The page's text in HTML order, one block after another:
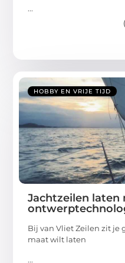
...
HOBBY EN VRIJE TIJD
Jachtzeilen
Bij van Vliet Zeilen zit je
maat wilt laten
...